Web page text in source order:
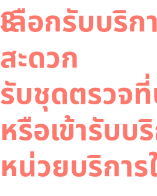
3
เลือกรับบริก
สะดวก
รับชุดตรวจ
หรือเข้ารับบ
หน่วยบริกา